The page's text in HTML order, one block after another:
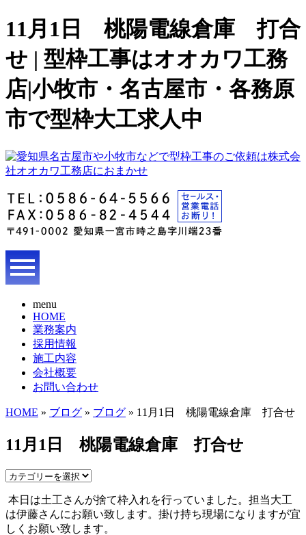
11月1日 桃陽電線倉庫 打合
せ | 型枠工事はオオカワ工務
店|小牧市・名古屋市・各務原
市で型枠大工求人中
menu
HOME
業務案内
採用情報
施工内容
会社概要
お問い合わせ
HOME » ブログ » ブログ » 11月1日 桃陽電線倉庫 打合せ
11月1日 桃陽電線倉庫 打合せ
本日は土工さんが捨て枠入れを行っていました。担当大工
は伊藤さんにお願い致します。掛け持ち現場になりますが宜
しくお願い致します。